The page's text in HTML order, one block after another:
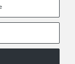
się
9:00 - 15:00